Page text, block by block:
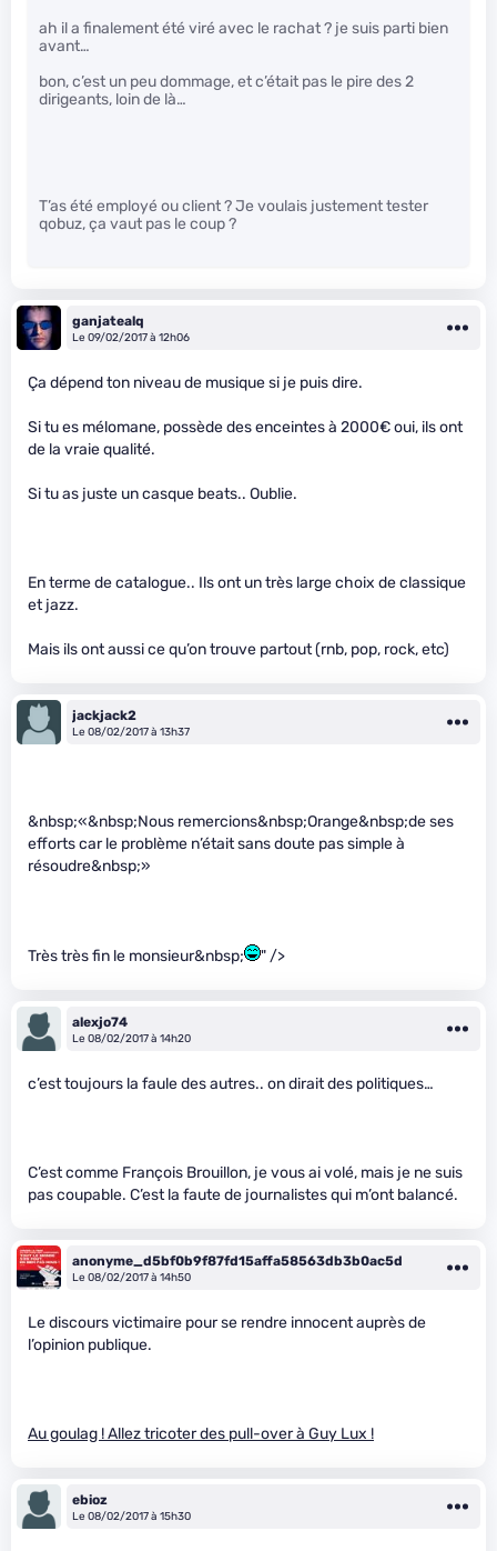
ah il a finalement été viré avec le rachat ? je suis parti bien
avant…
bon, c’est un peu dommage, et c’était pas le pire des 2
dirigeants, loin de là…
T’as été employé ou client ? Je voulais justement tester
qobuz, ça vaut pas le coup ?
ganjatealq
Le 09/02/2017 à 12h06
Ça dépend ton niveau de musique si je puis dire.
Si tu es mélomane, possède des enceintes à 2000€ oui, ils ont
de la vraie qualité.
Si tu as juste un casque beats.. Oublie.
En terme de catalogue.. Ils ont un très large choix de classique
et jazz.
Mais ils ont aussi ce qu’on trouve partout (rnb, pop, rock, etc)
jackjack2
Le 08/02/2017 à 13h37
&nbsp;«&nbsp;Nous remercions&nbsp;Orange&nbsp;de ses
efforts car le problème n’était sans doute pas simple à
résoudre&nbsp;»
Très très fin le monsieur&nbsp; " />
alexjo74
Le 08/02/2017 à 14h20
c’est toujours la faule des autres.. on dirait des politiques…
C’est comme François Brouillon, je vous ai volé, mais je ne suis
pas coupable. C’est la faute de journalistes qui m’ont balancé.
anonyme_d5bf0b9f87fd15affa58563db3b0ac5d
Le 08/02/2017 à 14h50
Le discours victimaire pour se rendre innocent auprès de
l’opinion publique.
Au goulag ! Allez tricoter des pull-over à Guy Lux !
ebioz
Le 08/02/2017 à 15h30